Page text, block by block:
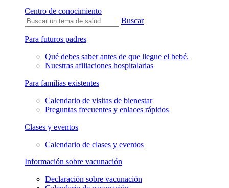
Centro de conocimiento
Buscar
Para futuros padres
Qué debes saber antes de que llegue el bebé.
Nuestras afiliaciones hospitalarias
Para familias existentes
Calendario de visitas de bienestar
Preguntas frecuentes y enlaces rápidos
Clases y eventos
Calendario de clases y eventos
Información sobre vacunación
Declaración sobre vacunación